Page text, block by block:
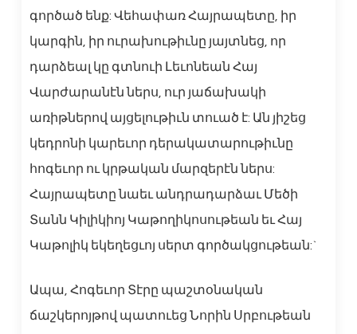
գործած ենք: Վեհափառ Հայրապետը, իր
կարգին, իր ուրախութիւնը յայտնեց, որ
դարձեալ կը գտնուի Լեւոնեան Հայ
Վարժարանէն ներս, ուր յաճախակի
առիթներով այցելութիւն տուած է: Ան յիշեց
կեդրոնի կարեւոր դերակատարութիւնը
հոգեւոր ու կրթական մարզերէն ներս:
Հայրապետը նաեւ անդրադարձաւ Մեծի
Տանն Կիլիկիոյ Կաթողիկոսութեան եւ Հայ
Կաթոլիկ եկեղեցւոյ սերտ գործակցութեան:`
Ապա, Հոգեւոր Տէրը պաշտօնական
ճաշկերոյթով պատուեց Նորին Սրբութեան